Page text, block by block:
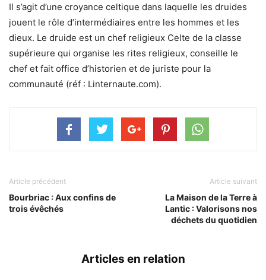
Il s’agit d’une croyance celtique dans laquelle les druides
jouent le rôle d’intermédiaires entre les hommes et les
dieux. Le druide est un chef religieux Celte de la classe
supérieure qui organise les rites religieux, conseille le
chef et fait office d’historien et de juriste pour la
communauté (réf : Linternaute.com).
Article précédent
Bourbriac : Aux confins de
trois évêchés
Article suivant
La Maison de la Terre à
Lantic : Valorisons nos
déchets du quotidien
Articles en relation